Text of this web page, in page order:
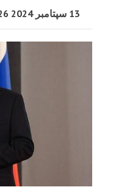
13 سپتامبر 2024 15:26